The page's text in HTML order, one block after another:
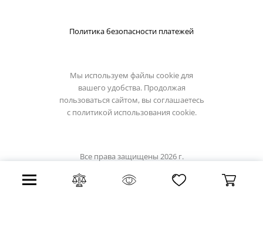
Политика безопасности платежей
Мы используем файлы cookie для
вашего удобства. Продолжая
пользоваться сайтом, вы соглашаетесь
с политикой использования cookie.
Все права защищены 2026 г.